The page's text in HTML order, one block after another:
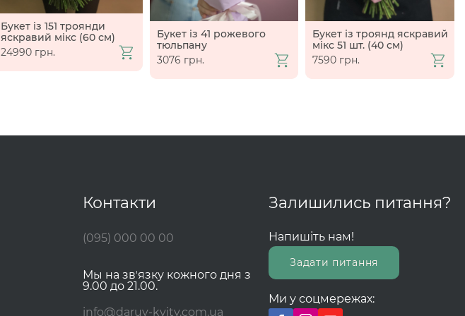
Букет із 151 троянди
яскравий мікс (60 см)
24990 грн.
Букет із 41 рожевого
тюльпану
3076 грн.
Букет із троянд яскравий
мікс 51 шт. (40 см)
7590 грн.
Контакти
(095) 000 00 00
Мы на звʼязку кожного дня з
9.00 до 21.00.
info@daruy-kvity.com.ua
Залишились питання?
Напишіть нам!
Задати питання
Ми у соцмережах: